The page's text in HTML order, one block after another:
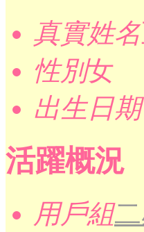
真實姓名
性別女
出生日期
活躍概況
用戶組